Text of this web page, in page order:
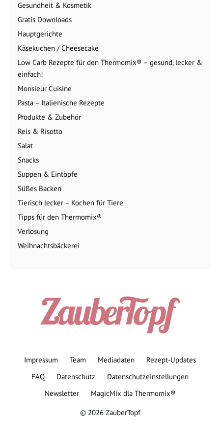
Gesundheit & Kosmetik
Gratis Downloads
Hauptgerichte
Käsekuchen / Cheesecake
Low Carb Rezepte für den Thermomix® – gesund, lecker &
einfach!
Monsieur Cuisine
Pasta – Italienische Rezepte
Produkte & Zubehör
Reis & Risotto
Salat
Snacks
Suppen & Eintöpfe
Süßes Backen
Tierisch lecker – Kochen für Tiere
Tipps für den Thermomix®
Verlosung
Weihnachtsbäckerei
Impressum Team Mediadaten
Rezept-Updates
FAQ
Datenschutz
Datenschutzeinstellungen
Newsletter
MagicMix dla Thermomix®
© 2026 ZauberTopf